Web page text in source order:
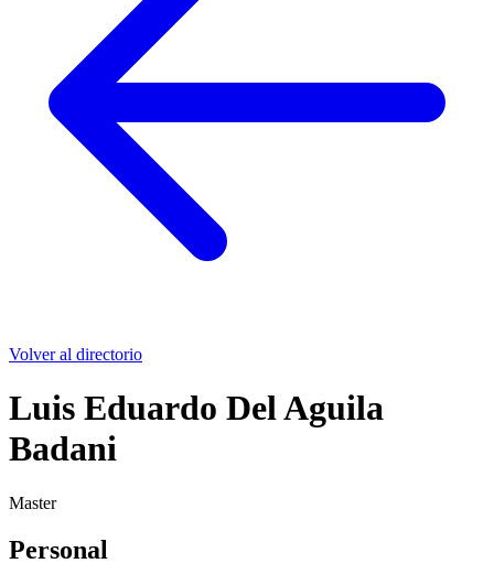
Volver al directorio
Luis Eduardo Del Aguila
Badani
Master
Personal